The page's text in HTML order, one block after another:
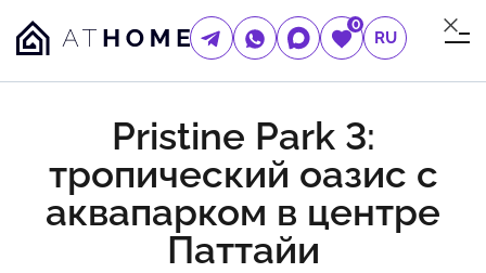
0
RU
Pristine Park 3:
тропический оазис с
аквапарком в центре
Паттайи